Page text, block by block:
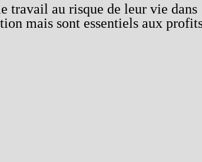
travail au risque de leur vie dans
mais sont essentiels aux